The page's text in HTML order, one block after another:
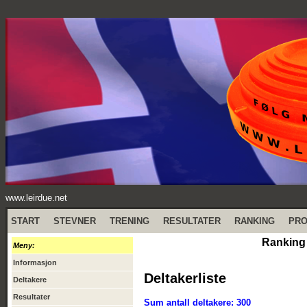
www.leirdue.net
START STEVNER TRENING RESULTATER RANKING
Meny:
Informasjon
Deltakere
Resultater
Deltakerliste
Sum antall deltakere: 300